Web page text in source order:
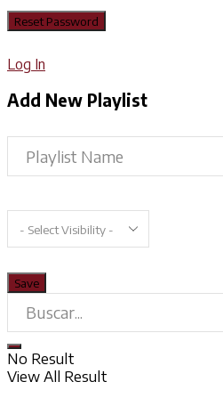
Log In
Add New Playlist
No Result
View All Result